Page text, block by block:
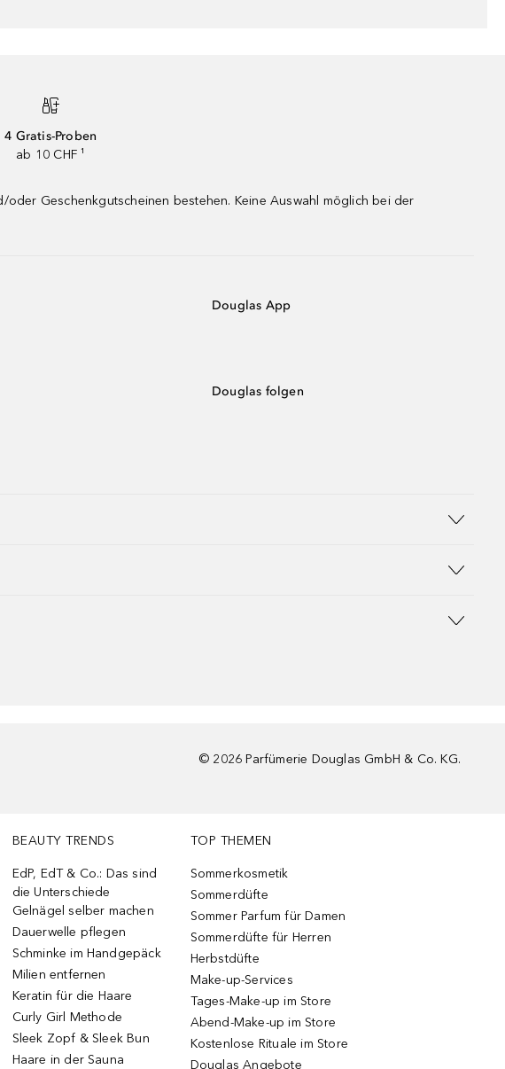
4 Gratis-Proben
ab 10 CHF ¹
Geschenkgutscheinen bestehen. Keine Auswahl möglich bei der
Douglas App
Douglas folgen
© 2026 Parfümerie Douglas GmbH & Co. KG.
BEAUTY TRENDS
EdP, EdT & Co.: Das sind
die Unterschiede
Gelnägel selber machen
Dauerwelle pflegen
Schminke im Handgepäck
Milien entfernen
Keratin für die Haare
Curly Girl Methode
Sleek Zopf & Sleek Bun
Haare in der Sauna
TOP THEMEN
Sommerkosmetik
Sommerdüfte
Sommer Parfum für Damen
Sommerdüfte für Herren
Herbstdüfte
Make-up-Services
Tages-Make-up im Store
Abend-Make-up im Store
Kostenlose Rituale im Store
Douglas Angebote